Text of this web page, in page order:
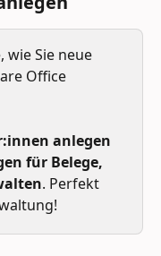
Office
anlegen
für Belege,
. Perfekt